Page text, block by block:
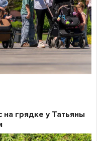
грядке у Татьяны